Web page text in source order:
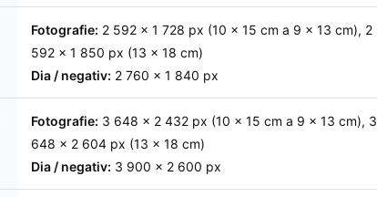
Fotografie: 2 592 × 1 728 px (10 × 15 cm a 9 × 13 cm), 2
592 × 1 850 px (13 × 18 cm)
Dia / negativ: 2 760 × 1 840 px
Fotografie: 3 648 × 2 432 px (10 × 15 cm a 9 × 13 cm), 3
648 × 2 604 px (13 × 18 cm)
Dia / negativ: 3 900 × 2 600 px